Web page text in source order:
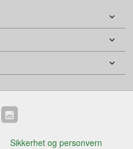
Sikkerhet og personvern